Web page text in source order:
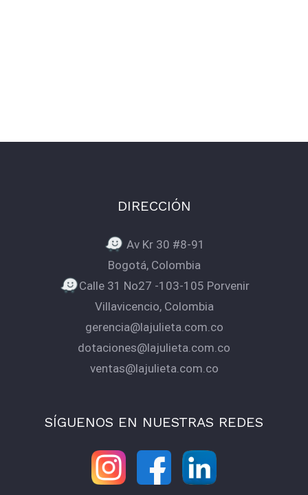
DIRECCIÓN
Av Kr 30 #8-91
Bogotá, Colombia
Calle 31 No27 -103-105 Porvenir
Villavicencio, Colombia
gerencia@lajulieta.com.co
dotaciones@lajulieta.com.co
ventas@lajulieta.com.co
SÍGUENOS EN NUESTRAS REDES